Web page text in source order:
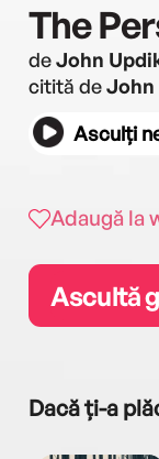
The
deJohn
citită deJohn
Asculți
Adaugă la
Ascultă
Dacă ți-a